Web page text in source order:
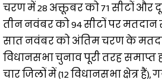
चरण में 28 अक्तूबर को 71 सीटों
तीन नवंबर को 94 सीटों पर मतदान
सात नवंबर को अंतिम चरण के
विधानसभा चुनाव पूरी तरह समाप्त
चार जिलों में (12 विधानसभा क्षेत्र हैं),